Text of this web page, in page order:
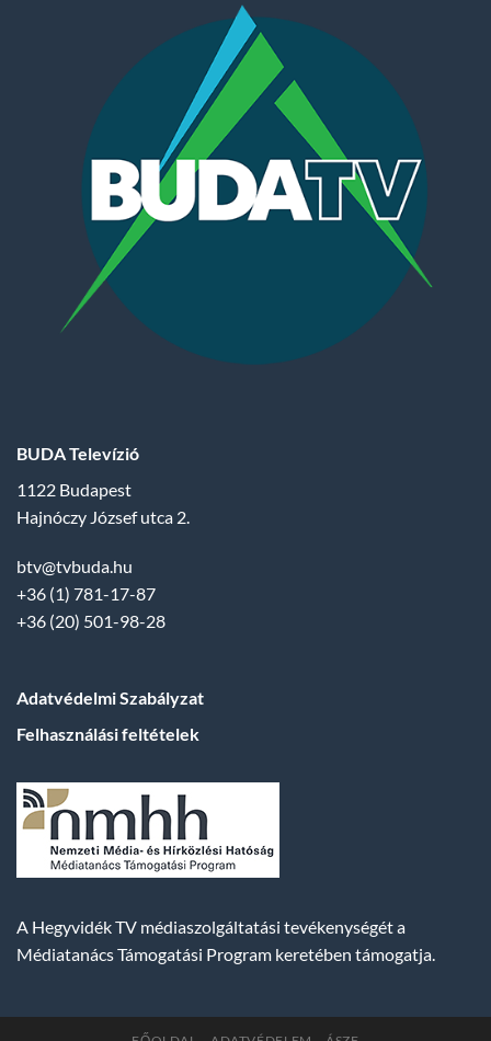
BUDA Televízió
1122 Budapest
Hajnóczy József utca 2.
btv@tvbuda.hu
+36 (1) 781-17-87
+36 (20) 501-98-28
Adatvédelmi Szabályzat
Felhasználási feltételek
A Hegyvidék TV médiaszolgáltatási tevékenységét a
Médiatanács Támogatási Program keretében támogatja.